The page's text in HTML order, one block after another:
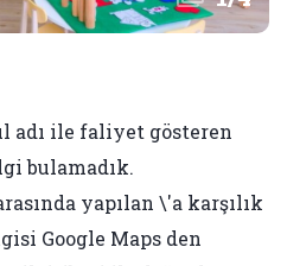
adı ile faliyet gösteren
bulamadık.
yapılan \'a karşılık
Google Maps den